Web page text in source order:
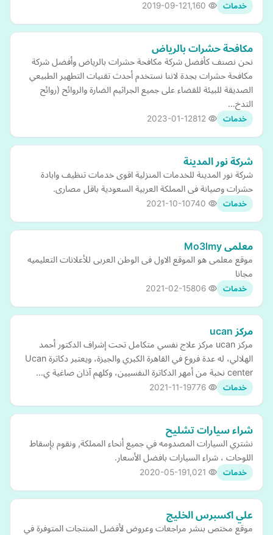
خدمات 2019-09-12
مكافحة حشرات بالرياض
نحن نصنف كأفضل شركة مكافحة حشرات بالرياض وأفضل شركة
مكافحة حشرات بجدة لاننا نستخدم أحدث تقنيات التطهير الطبيعي
الصديقة للبيئة للقضاء على جميع الجراثيم الضارة والروائح (روائح
التدخ…
خدمات 2023-01-12
شركة نور المدينة
شركة نور المدينة للخدمات المنزلية اقوى خدمات تنظيف وابادة
حشرات وصيانة فى المملكة العربية السعودية باقل مصارى.
خدمات 2021-10-10
معلمى Mo3lmy
موقع معلمى هو الموقع الاول فى الوطن العربى للأعلانات التعليميه
مجانا
خدمات 2021-02-15
مركز ucan
مركز ucan مركز علاج نفسي متكامل تحت إشراف الدكتور أحمد
الهلالي، له عدة فروع في القاهرة الكبري والجيزة، ويعتبر دكاترة Ucan
center نخبة من أمهر الدكاترة النفسيين، وكلهم آذان صاغية ي…
خدمات 2021-11-19
شراء سيارات تشليح
نشتري السيارات المصدومه في جميع أنحاء المملكة, ونقوم بإسقاط
اللوحات ، شراء السيارات بافضل الأسعار.
خدمات 2020-05-19
علي اكسبرس الخليج
موقع مختص بنشر مراجعات وعروض لأفضل المنتجات المتوفرة في